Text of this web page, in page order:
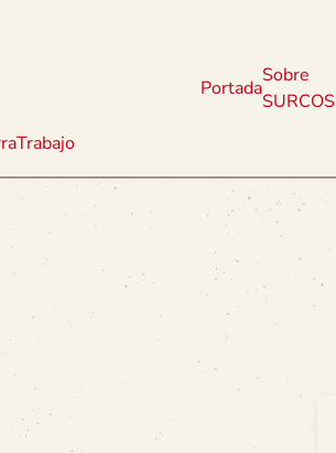
Trabajo
Portada
Sobre
SURCOS